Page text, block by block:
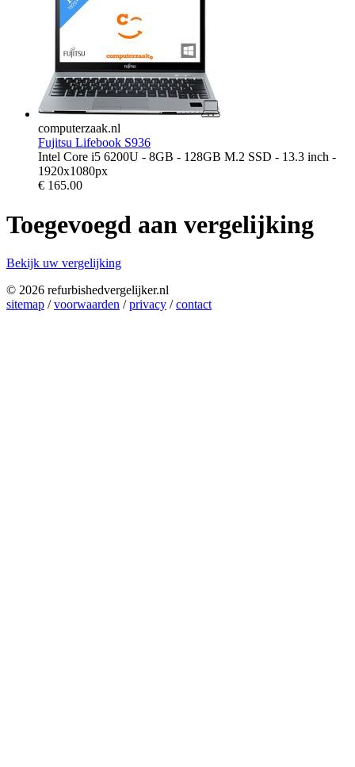
computerzaak.nl
Fujitsu Lifebook S936
Intel Core i5 6200U - 8GB - 128GB M.2 SSD - 13.3 inch -
1920x1080px
€ 165.00
Toegevoegd aan vergelijking
Bekijk uw vergelijking
© 2026 refurbishedvergelijker.nl
sitemap /voorwaarden /privacy /contact